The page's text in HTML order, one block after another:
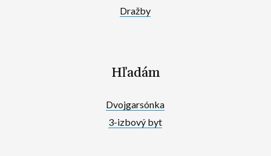
Dražby
Hľadám
Dvojgarsónka
3-izbový byt